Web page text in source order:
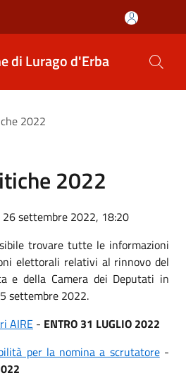
di Lurago d'Erba
2022
2022
26 settembre 2022, 18:20
trovare tutte le informazioni
elettorali relativi al rinnovo del
e della Camera dei Deputati in
settembre 2022.
AIRE - ENTRO 31 LUGLIO 2022
per la nomina a scrutatore-